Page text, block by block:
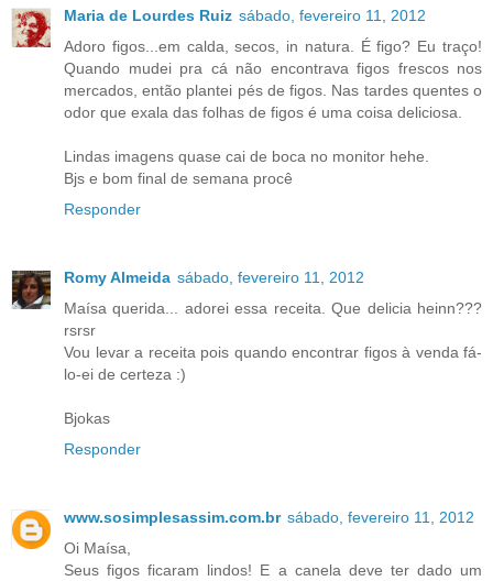
Maria de Lourdes Ruiz sábado, fevereiro 11, 2012
Adoro figos...em calda, secos, in natura. É figo? Eu traço!
Quando mudei pra cá não encontrava figos frescos nos
mercados, então plantei pés de figos. Nas tardes quentes o
odor que exala das folhas de figos é uma coisa deliciosa.
Lindas imagens quase cai de boca no monitor hehe.
Bjs e bom final de semana procê
Responder
Romy Almeida sábado, fevereiro 11, 2012
Maísa querida... adorei essa receita. Que delicia heinn???
rsrsr
Vou levar a receita pois quando encontrar figos à venda fá-
lo-ei de certeza :)
Bjokas
Responder
www.sosimplesassim.com.br sábado, fevereiro 11, 2012
Oi Maísa,
Seus figos ficaram lindos! E a canela deve ter dado um